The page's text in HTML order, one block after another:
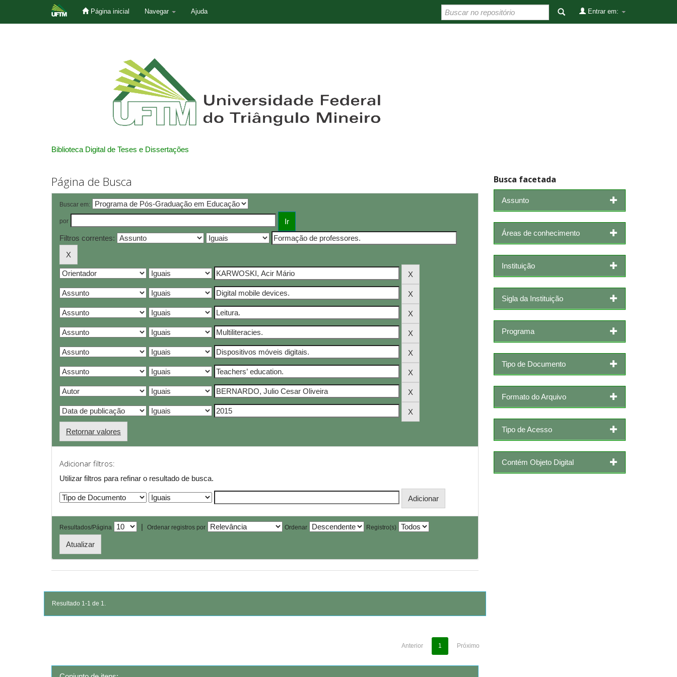
Página inicial Navegar Ajuda Entrar em:
Biblioteca Digital de Teses e Dissertações
Página de Busca
Buscar em:
por
Filtros correntes:
Retornar valores
Adicionar filtros:
Utilizar filtros para refinar o resultado de busca.
Resultados/Página | Ordenar registros por Ordenar Registro(s)
Resultado 1-1 de 1.
Anterior 1 Próximo
Busca facetada
Assunto
Áreas de conhecimento
Instituição
Sigla da Instituição
Programa
Tipo de Documento
Formato do Arquivo
Tipo de Acesso
Contém Objeto Digital